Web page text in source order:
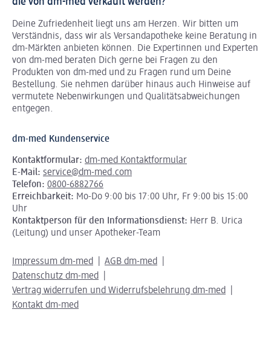
Deine Zufriedenheit liegt uns am Herzen. Wir bitten um
Verständnis, dass wir als Versandapotheke keine Beratung in
dm-Märkten anbieten können. Die Expertinnen und Experten
von dm-med beraten Dich gerne bei Fragen zu den
Produkten von dm-med und zu Fragen rund um Deine
Bestellung. Sie nehmen darüber hinaus auch Hinweise auf
vermutete Nebenwirkungen und Qualitätsabweichungen
entgegen.
dm-med Kundenservice
Kontaktformular: dm-med Kontaktformular
E-Mail: service@dm-med.com
Telefon: 0800-6882766
Erreichbarkeit: Mo-Do 9:00 bis 17:00 Uhr, Fr 9:00 bis 15:00
Uhr
Kontaktperson für den Informationsdienst: Herr B. Urica
(Leitung) und unser Apotheker-Team
Impressum dm-med
AGB dm-med
Datenschutz dm-med
Vertrag widerrufen und Widerrufsbelehrung dm-med
Kontakt dm-med